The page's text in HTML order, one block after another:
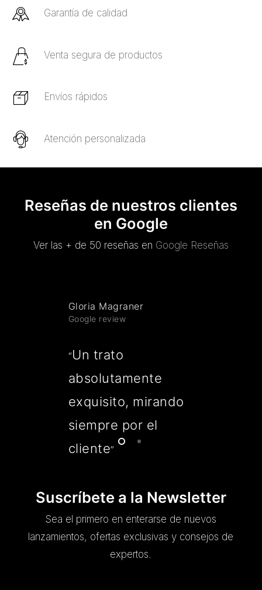
Garantía de calidad
Venta segura de productos
Envíos rápidos
Atención personalizada
Reseñas de nuestros clientes
en Google
Ver las + de 50 reseñas en Google Reseñas
Gloria Magraner
Google review
“Un trato
absolutamente
exquisito, mirando
siempre por el
cliente”
Suscríbete a la Newsletter
Sea el primero en enterarse de nuevos
lanzamientos, ofertas exclusivas y consejos de
expertos.